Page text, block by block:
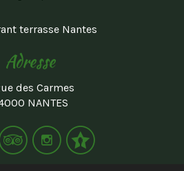
terrasse Nantes
Adresse
des Carmes
NANTES